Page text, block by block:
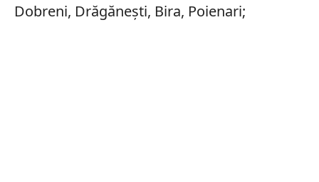
Dobreni, Drăgănești, Bira, Poienari;